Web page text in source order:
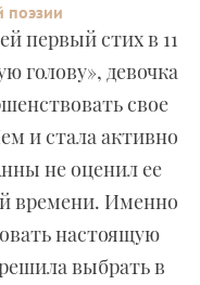
поэзии
первый стих в 11
голову», девочка
свое
и стала активно
не оценил ее
времени. Именно
настоящую
выбрать в